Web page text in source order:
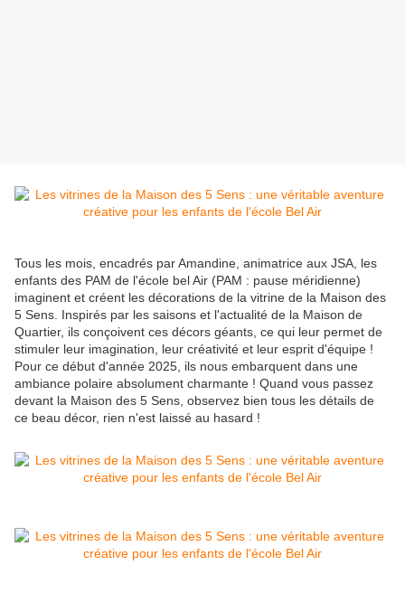
Tous les mois, encadrés par Amandine, animatrice aux JSA, les
enfants des PAM de l'école bel Air (PAM : pause méridienne)
imaginent et créent les décorations de la vitrine de la Maison des
5 Sens. Inspirés par les saisons et l'actualité de la Maison de
Quartier, ils conçoivent ces décors géants, ce qui leur permet de
stimuler leur imagination, leur créativité et leur esprit d'équipe !
Pour ce début d'année 2025, ils nous embarquent dans une
ambiance polaire absolument charmante ! Quand vous passez
devant la Maison des 5 Sens, observez bien tous les détails de
ce beau décor, rien n'est laissé au hasard !